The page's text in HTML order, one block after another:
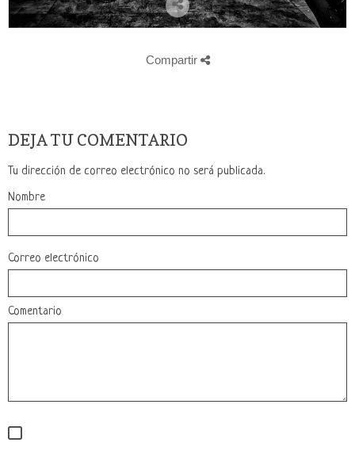
Compartir
DEJA TU COMENTARIO
Tu dirección de correo electrónico no será publicada.
Nombre
Correo electrónico
Comentario